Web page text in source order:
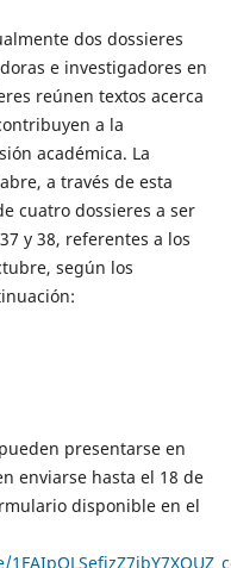
dos dossieres
e investigadores en
reúnen textos acerca
a la
académica. La
a través de esta
cuatro dossieres a ser
y 38, referentes a los
según los
presentarse en
enviarse hasta el 18 de
disponible en el